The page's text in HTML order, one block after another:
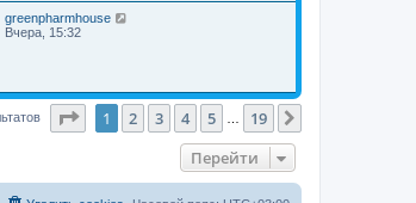
greenpharmhouse
Вчера, 15:32
Страница1 из 19
1 2 3 4 5 19
Перейти